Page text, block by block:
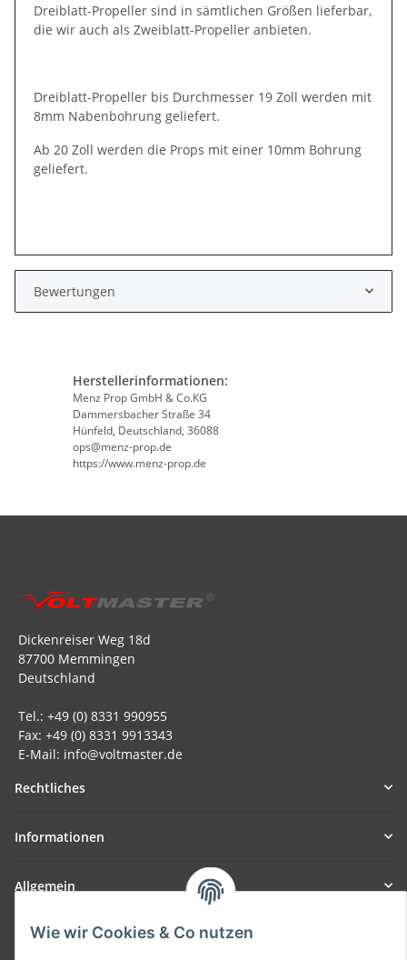
Wie wir Cookies & Co nutzen
Dreiblatt-Propeller sind in sämtlichen Größen lieferbar,
die wir auch als Zweiblatt-Propeller anbieten.
Dreiblatt-Propeller bis Durchmesser 19 Zoll werden mit
8mm Nabenbohrung geliefert.
Ab 20 Zoll werden die Props mit einer 10mm Bohrung
geliefert.
Bewertungen
Herstellerinformationen:
Menz Prop GmbH & Co.KG
Dammersbacher Straße 34
Hünfeld, Deutschland, 36088
ops@menz-prop.de
https://www.menz-prop.de
Dickenreiser Weg 18d
87700 Memmingen
Deutschland
Tel.: +49 (0) 8331 990955
Fax: +49 (0) 8331 9913343
E-Mail: info@voltmaster.de
Rechtliches
Informationen
Allgemein
Teil unseres Netzwerks: